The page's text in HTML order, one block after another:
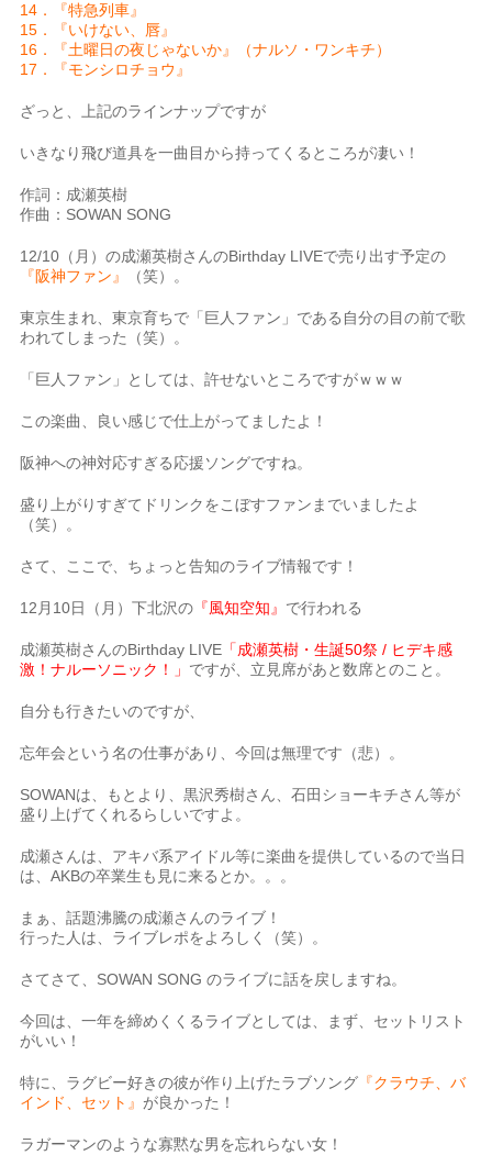
14．『特急列車』
15．『いけない、唇』
16．『土曜日の夜じゃないか』（ナルソ・ワンキチ）
17．『モンシロチョウ』
ざっと、上記のラインナップですが
いきなり飛び道具を一曲目から持ってくるところが凄い！
作詞：成瀬英樹
作曲：SOWAN SONG
12/10（月）の成瀬英樹さんのBirthday LIVEで売り出す予定の
『阪神ファン』
（笑）。
東京生まれ、東京育ちで「巨人ファン」である自分の目の前で歌
われてしまった（笑）。
「巨人ファン」としては、許せないところですがｗｗｗ
この楽曲、良い感じで仕上がってましたよ！
阪神への神対応すぎる応援ソングですね。
盛り上がりすぎてドリンクをこぼすファンまでいましたよ
（笑）。
さて、ここで、ちょっと告知のライブ情報です！
12月10日（月）下北沢の 『風知空知』 で行われる
成瀬英樹さんのBirthday LIVE 「成瀬英樹・生誕50祭 / ヒデキ感
激！ナルーソニック！」 ですが、立見席があと数席とのこと。
自分も行きたいのですが、
忘年会という名の仕事があり、今回は無理です（悲）。
SOWANは、もとより、黒沢秀樹さん、石田ショーキチさん等が
盛り上げてくれるらしいですよ。
成瀬さんは、アキバ系アイドル等に楽曲を提供しているので当日
は、AKBの卒業生も見に来るとか。。。
まぁ、話題沸騰の成瀬さんのライブ！
行った人は、ライブレポをよろしく（笑）。
さてさて、SOWAN SONG のライブに話を戻しますね。
今回は、一年を締めくくるライブとしては、まず、セットリスト
がいい！
特に、ラグビー好きの彼が作り上げたラブソング 『クラウチ、バ
インド、セット』 が良かった！
ラガーマンのような寡黙な男を忘れらない女！